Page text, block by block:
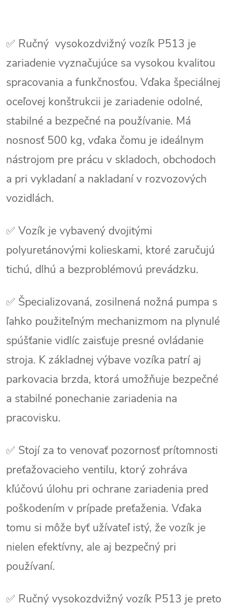
✅ Ručný vysokozdvižný vozík P513 je
zariadenie vyznačujúce sa vysokou kvalitou
spracovania a funkčnosťou. Vďaka špeciálnej
oceľovej konštrukcii je zariadenie odolné,
stabilné a bezpečné na používanie. Má
nosnosť 500 kg, vďaka čomu je ideálnym
nástrojom pre prácu v skladoch, obchodoch
a pri vykladaní a nakladaní v rozvozových
vozidlách.
✅ Vozík je vybavený dvojitými
polyuretánovými kolieskami, ktoré zaručujú
tichú, dlhú a bezproblémovú prevádzku.
✅ Špecializovaná, zosilnená nožná pumpa s
ľahko použiteľným mechanizmom na plynulé
spúšťanie vidlíc zaisťuje presné ovládanie
stroja. K základnej výbave vozíka patrí aj
parkovacia brzda, ktorá umožňuje bezpečné
a stabilné ponechanie zariadenia na
pracovisku.
✅ Stojí za to venovať pozornosť prítomnosti
preťažovacieho ventilu, ktorý zohráva
kľúčovú úlohu pri ochrane zariadenia pred
poškodením v prípade preťaženia. Vďaka
tomu si môže byť užívateľ istý, že vozík je
nielen efektívny, ale aj bezpečný pri
používaní.
✅ Ručný vysokozdvižný vozík P513 je preto